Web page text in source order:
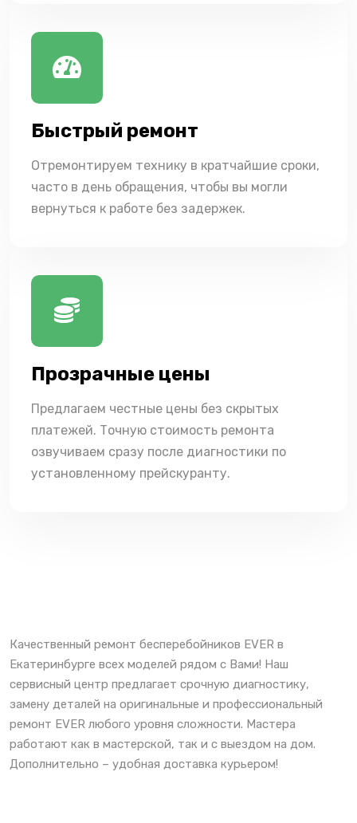
Быстрый ремонт
Отремонтируем технику в кратчайшие сроки,
часто в день обращения, чтобы вы могли
вернуться к работе без задержек.
Прозрачные цены
Предлагаем честные цены без скрытых
платежей. Точную стоимость ремонта
озвучиваем сразу после диагностики по
установленному прейскуранту.
Качественный ремонт бесперебойников EVER в
Екатеринбурге всех моделей рядом с Вами! Наш
сервисный центр предлагает срочную диагностику,
замену деталей на оригинальные и профессиональный
ремонт EVER любого уровня сложности. Мастера
работают как в мастерской, так и с выездом на дом.
Дополнительно – удобная доставка курьером!